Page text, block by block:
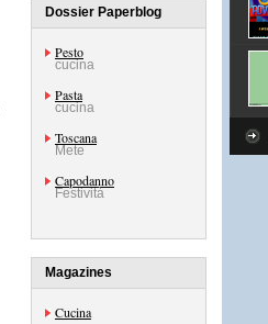
Dossier Paperblog
Pesto
cucina
Pasta
cucina
Toscana
Mete
Capodanno
Festività
Magazines
Cucina